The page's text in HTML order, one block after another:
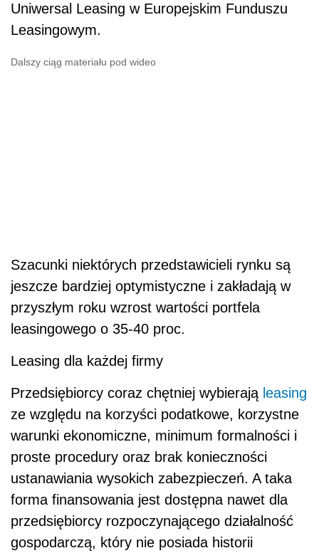
Uniwersal Leasing w Europejskim Funduszu
Leasingowym.
Dalszy ciąg materiału pod wideo
Szacunki niektórych przedstawicieli rynku są
jeszcze bardziej optymistyczne i zakładają w
przyszłym roku wzrost wartości portfela
leasingowego o 35-40 proc.
Leasing dla każdej firmy
Przedsiębiorcy coraz chętniej wybierają leasing
ze względu na korzyści podatkowe, korzystne
warunki ekonomiczne, minimum formalności i
proste procedury oraz brak konieczności
ustanawiania wysokich zabezpieczeń. A taka
forma finansowania jest dostępna nawet dla
przedsiębiorcy rozpoczynającego działalność
gospodarczą, który nie posiada historii